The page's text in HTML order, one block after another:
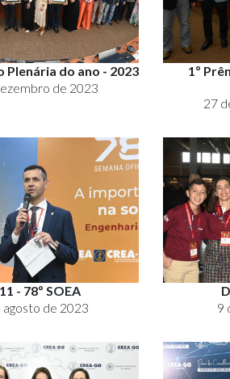
Plenária do ano - 2023
de 2023
1º
27
- 78º SOEA
agosto de 2023
9